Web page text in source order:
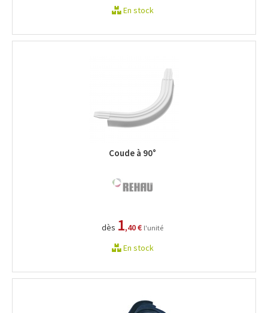
En stock
Coude à 90°
dès 1,40 € l'unité
En stock